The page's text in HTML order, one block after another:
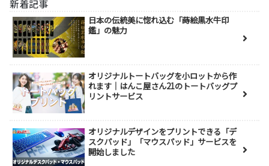
新着記事
日本の伝統美に惚れ込む「蒔絵黒水牛印
鑑」の魅力
オリジナルトートバッグを小ロットから作
れます｜はんこ屋さん21のトートバッグプ
リントサービス
オリジナルデザインをプリントできる「デ
スクパッド」「マウスパッド」サービスを
開始しました